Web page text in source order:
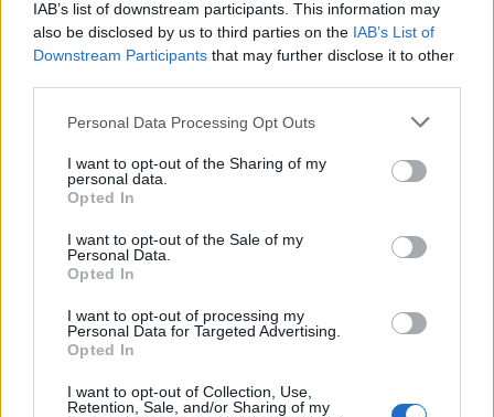
IAB’s list of downstream participants. This information may
also be disclosed by us to third parties on the IAB’s List of
Downstream Participants that may further disclose it to other
Please note that this website/app uses one or more Google
not limited to your visit or usage behaviour. You may click to
grant or deny consent to Google and its third-party tags to
use your data for below specified purposes in below Google
consent section.
Personal Data Processing Opt Outs
I want to opt-out of the Sharing of my
personal data.
Opted In
I want to opt-out of the Sale of my
Personal Data.
Opted In
I want to opt-out of processing my
Personal Data for Targeted Advertising.
Opted In
I want to opt-out of Collection, Use,
Retention, Sale, and/or Sharing of my
tulevana viikonloppuna ja taistelen
normaalimatkojen cupissa ihan ok sijalla,
normaalimatkojen cupin kauden 12:nneksi
hiihtämään kymppisakkiin joka kilpailussa,
eikä nyt ollut mahdollisuuksia sinne.
Kesken haastattelun Hyvärinen kääntyi ladun
puoleen ja kannusti Niskasta, joka taisteli
Niskanen jäi lopulta kuudenneksi. Norjan Pål
Johannes Hösflot Kläbo oli toinen ja Ruotsin